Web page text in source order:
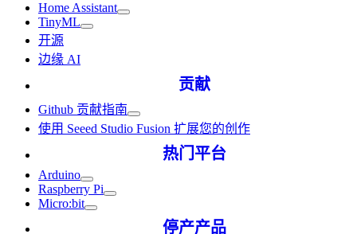
Home Assistant
TinyML
开源
边缘 AI
贡献
Github 贡献指南
使用 Seeed Studio Fusion 扩展您的创作
热门平台
Arduino
Raspberry Pi
Micro:bit
停产产品